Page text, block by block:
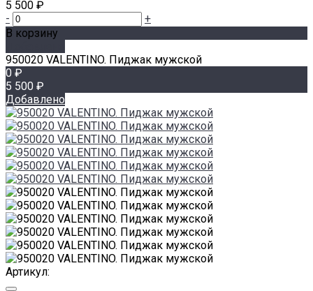
5 500 ₽
-
+
В корзину
950020 VALENTINO. Пиджак мужской
0 ₽
5 500 ₽
Добавлено
Артикул: